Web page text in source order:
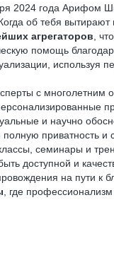
2024 года
об тебя вытирают
агрегаторов ,
помощь
с
и научно
полную приватность
семинары и
доступной и
на пути к
, где